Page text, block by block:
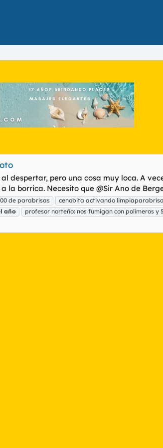
despertar, pero una cosa muy loca. A
borrica. Necesito que @Sir Ano de
de parabrisas cenobita activando
año profesor norteño: nos fumigan con polímeros y